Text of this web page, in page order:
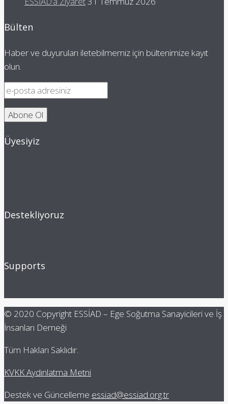
Bülten
Haber ve duyuruları iletebilmemiz için bültenimize kayıt
olun.
Üyesiyiz
Destekliyoruz
Supports
© 2020 Copyright ESSİAD – Ege Soğutma Sanayicileri ve İş
İnsanları Derneği
Tüm Hakları Saklıdır.
KVKK Aydınlatma Metni
Destek ve Güncelleme essiad@essiad.org.tr